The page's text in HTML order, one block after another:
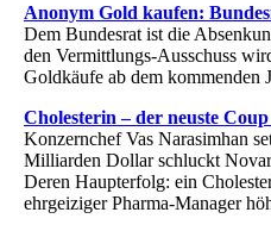
Anonym Gold kaufen:
Dem Bundesrat ist die
den Vermittlungs-Ausschuss
Goldkäufe ab dem
Cholesterin – der neuste
Konzernchef Vas Narasimhan
Milliarden Dollar schluckt
Deren Haupterfolg: ein
ehrgeiziger Pharma-Manager